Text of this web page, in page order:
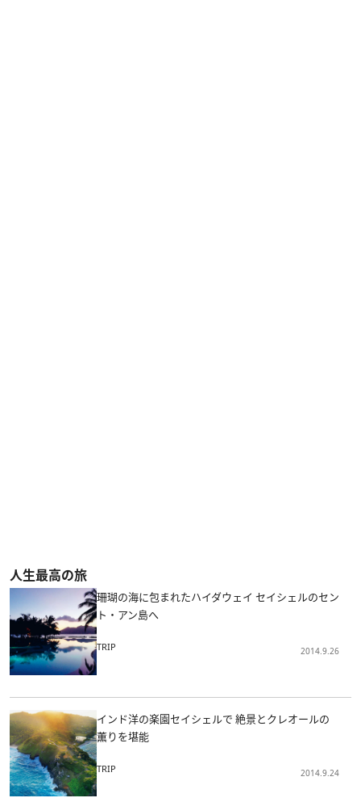
人生最高の旅
珊瑚の海に包まれたハイダウェイ セイシェルのセン
ト・アン島へ
TRIP 2014.9.26
インド洋の楽園セイシェルで 絶景とクレオールの
薫りを堪能
TRIP 2014.9.24